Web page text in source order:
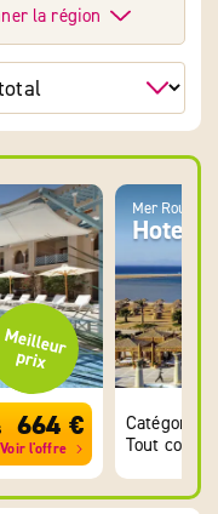
la région
664 €
Voir l'offre
Mer Rouge,
Hotel
Catégorie
Tout